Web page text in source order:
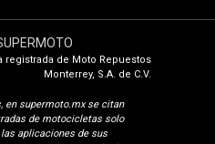
registrada de Moto Repuestos
Monterrey, S.A. de C.V.
en supermoto.mx se citan
de motocicletas solo
aplicaciones de sus